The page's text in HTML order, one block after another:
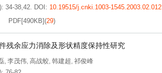
34-38,42. DOI: 10.19515/j.cnki.1003-1545.2003.02.012
PDF[490KB](29)
残余应力消除及形状精度保持性研究
, 李茂伟, 高战蛟, 韩建超, 祁俊峰